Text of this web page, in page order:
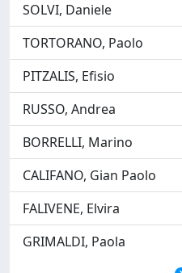
SOLVI, Daniele
TORTORANO, Paolo
PITZALIS, Efisio
RUSSO, Andrea
BORRELLI, Marino
CALIFANO, Gian Paolo
FALIVENE, Elvira
GRIMALDI, Paola